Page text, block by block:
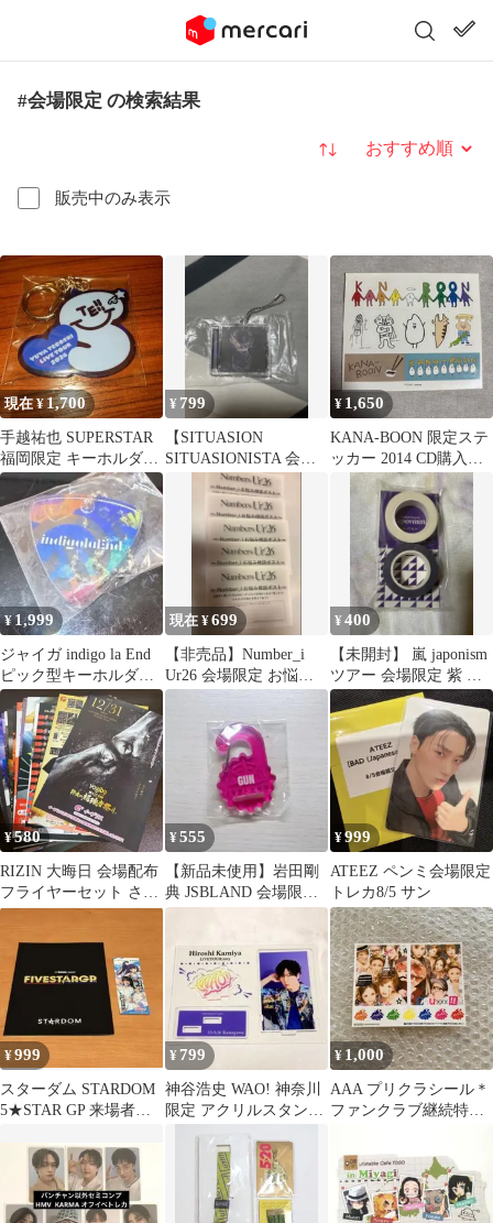
#会場限定 の検索結果
販売中のみ表示
並び替え
現在 ¥ 1,700
手越祐也 SUPERSTAR
福岡限定 キーホルダー
S 青 新品未開封
¥ 799
【SITUASION
SITUASIONISTA 会場
限定 キーホルダー 】
¥ 1,650
KANA-BOON 限定ステ
ッカー 2014 CD購入特
¥1,999
ジャイガ indigo la End
ピック型キーホルダー
GIGA 2026
現在 ¥699
【非売品】Number_i
Ur26 会場限定 お悩み
相談ポスト用紙
¥400
【未開封】 嵐 japonism
ツアー 会場限定 紫 マ
スキングテープ
¥580
RIZIN 大晦日 会場配布
フライヤーセット さい
たまスーパーアリーナ
¥555
【新品未使用】岩田剛
典 JSBLAND 会場限定
カプセル アクリルカラ
¥999
ATEEZ ペンミ会場限定
トレカ8/5 サン
¥999
スターダム STARDOM
5★STAR GP 来場者限
¥ 799
神谷浩史 WAO! 神奈川
限定 アクリルスタンド
¥ 1,000
AAA プリクラシール＊
ファンクラブ継続特典